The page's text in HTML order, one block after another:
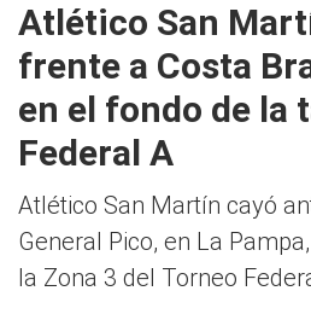
Atlético San
frente a Costa
en el fondo de la
Federal A
Atlético San Martín cayó
General Pico, en La
la Zona 3 del Torneo